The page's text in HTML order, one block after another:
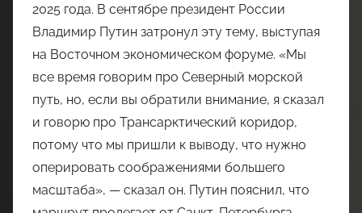
2025 года. В сентябре президент России
Владимир Путин затронул эту тему, выступая
на Восточном экономическом форуме. «Мы
все время говорим про Северный морской
путь, но, если вы обратили внимание, я сказал
и говорю про Трансарктический коридор,
потому что мы пришли к выводу, что нужно
оперировать соображениями большего
масштаба», — сказал он. Путин пояснил, что